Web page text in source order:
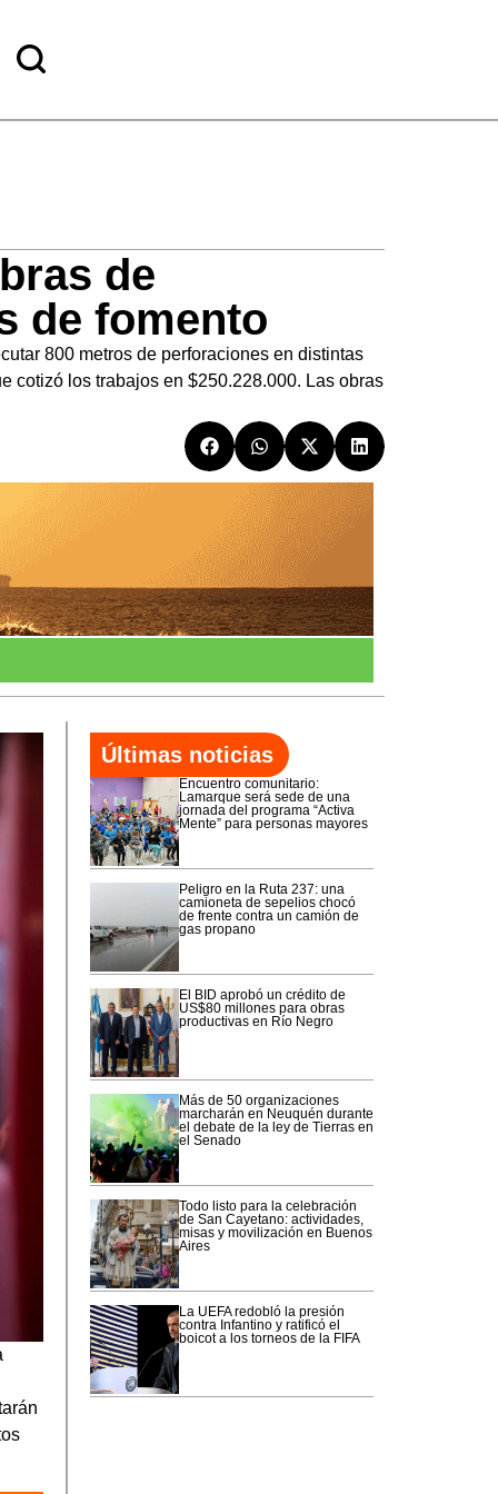
de
de fomento
800 metros de perforaciones en distintas
cotizó los trabajos en $250.228.000. Las obras
Últimas noticias
Encuentro comunitario:
Lamarque será sede de una
jornada del programa “Activa
Mente” para personas mayores
Peligro en la Ruta 237: una
camioneta de sepelios chocó
de frente contra un camión de
gas propano
El BID aprobó un crédito de
US$80 millones para obras
productivas en Río Negro
Más de 50 organizaciones
marcharán en Neuquén durante
el debate de la ley de Tierras en
el Senado
Todo listo para la celebración
de San Cayetano: actividades,
misas y movilización en Buenos
Aires
La UEFA redobló la presión
contra Infantino y ratificó el
boicot a los torneos de la FIFA